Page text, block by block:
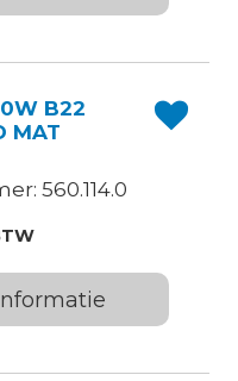
B22
MAT
560.114.0